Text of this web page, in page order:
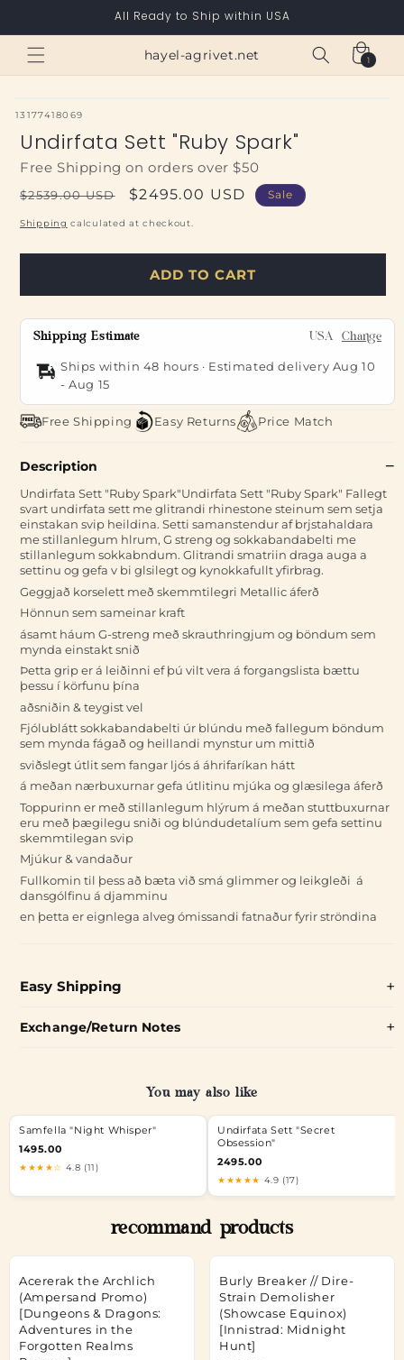
All Ready to Ship within USA
hayel-agrivet.net Cart
1
1
item
SKU:
13177418069
Undirfata Sett "Ruby Spark"
Free Shipping on orders over $50
Regular
price
$2539.00 USD
Sale
price
$2495.00 USD Sale
Shipping calculated at checkout.
ADD TO CART
Shipping Estimate USA Change
Ships within 48 hours · Estimated delivery Aug 10
-Aug 15
Free Shipping Easy Returns Price Match
Description
Undirfata Sett "Ruby Spark"Undirfata Sett "Ruby Spark" Fallegt
svart undirfata sett me glitrandi rhinestone steinum sem setja
einstakan svip heildina. Setti samanstendur af brjstahaldara
me stillanlegum hlrum, G streng og sokkabandabelti me
stillanlegum sokkabndum. Glitrandi smatriin draga auga a
settinu og gefa v bi glsilegt og kynokkafullt yfirbrag.
Geggjað korselett með skemmtilegri Metallic áferð
Hönnun sem sameinar kraft
ásamt háum G-streng með skrauthringjum og böndum sem
mynda einstakt snið
Þetta grip er á leiðinni ef þú vilt vera á forgangslista bættu
þessu í körfunu þína
aðsniðin & teygist vel
Fjólublátt sokkabandabelti úr blúndu með fallegum böndum
sem mynda fágað og heillandi mynstur um mittið
sviðslegt útlit sem fangar ljós á áhrifaríkan hátt
á meðan nærbuxurnar gefa útlitinu mjúka og glæsilega áferð
Toppurinn er með stillanlegum hlýrum á meðan stuttbuxurnar
eru með þægilegu sniði og blúndudetalíum sem gefa settinu
skemmtilegan svip
Mjúkur & vandaður
Fullkomin til þess að bæta við smá glimmer og leikgleði á
dansgólfinu á djamminu
en þetta er eignlega alveg ómissandi fatnaður fyrir ströndina
Easy Shipping
Exchange/Return Notes
You may also like
Samfella "Night Whisper"
1495.00
★★★★☆ 4.8 (11)
Undirfata Sett "Secret
Obsession"
2495.00
★★★★★ 4.9 (17)
recommand products
Acererak the Archlich
(Ampersand Promo)
[Dungeons & Dragons:
Adventures in the
Forgotten Realms
Burly Breaker // Dire-
Strain Demolisher
(Showcase Equinox)
[Innistrad: Midnight
Hunt]